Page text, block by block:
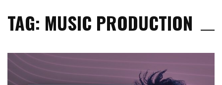
TAG: MUSIC PRODUCTION